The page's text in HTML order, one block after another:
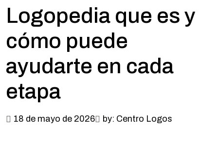
Logopedia que es y
cómo puede
ayudarte en cada
etapa
18 de mayo de 2026 by: Centro Logos